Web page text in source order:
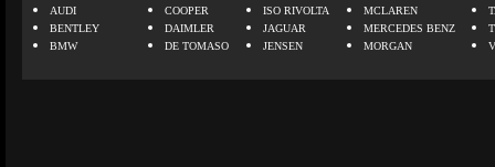
AUDI
BENTLEY
BMW
COOPER
DAIMLER
DE TOMASO
ISO RIVOLTA
JAGUAR
JENSEN
MCLAREN
MERCEDES BENZ
MORGAN